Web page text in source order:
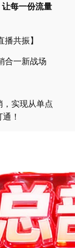
每一份流量
共振】
合一新战场
，实现从单点
！